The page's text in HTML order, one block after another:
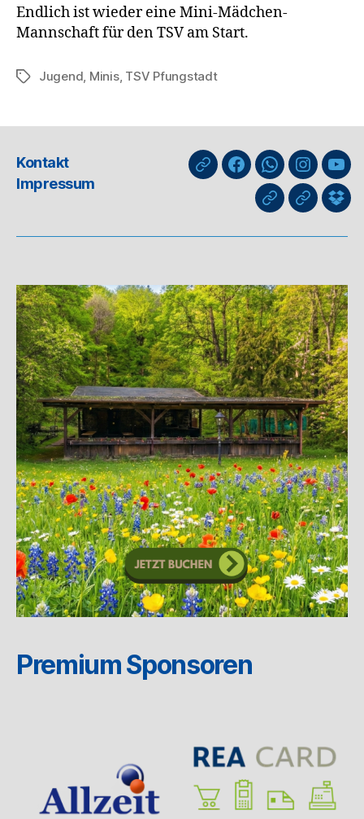
Endlich ist wieder eine Mini-Mädchen-
Mannschaft für den TSV am Start.
Schlagwörter
Jugend, Minis, TSV Pfungstadt
Kontakt
Impressum
nuLigaFacebookWhatsApp-
Kanal
GIPHYThreads
Premium Sponsoren